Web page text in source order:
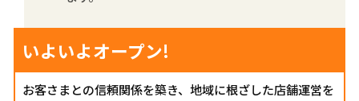
いよいよオープン!
お客さまとの信頼関係を築き、地域に根ざした店舗運営を